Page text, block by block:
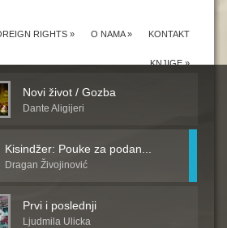
KONTAKT
O NAMA»
RIGHTS »
KNJIGE»
Novi život / Gozba
Dante Aligijeri
Kisindžer: Pouke za podan...
Dragan Živojinović
Prvi i poslednji
Ljudmila Ulicka